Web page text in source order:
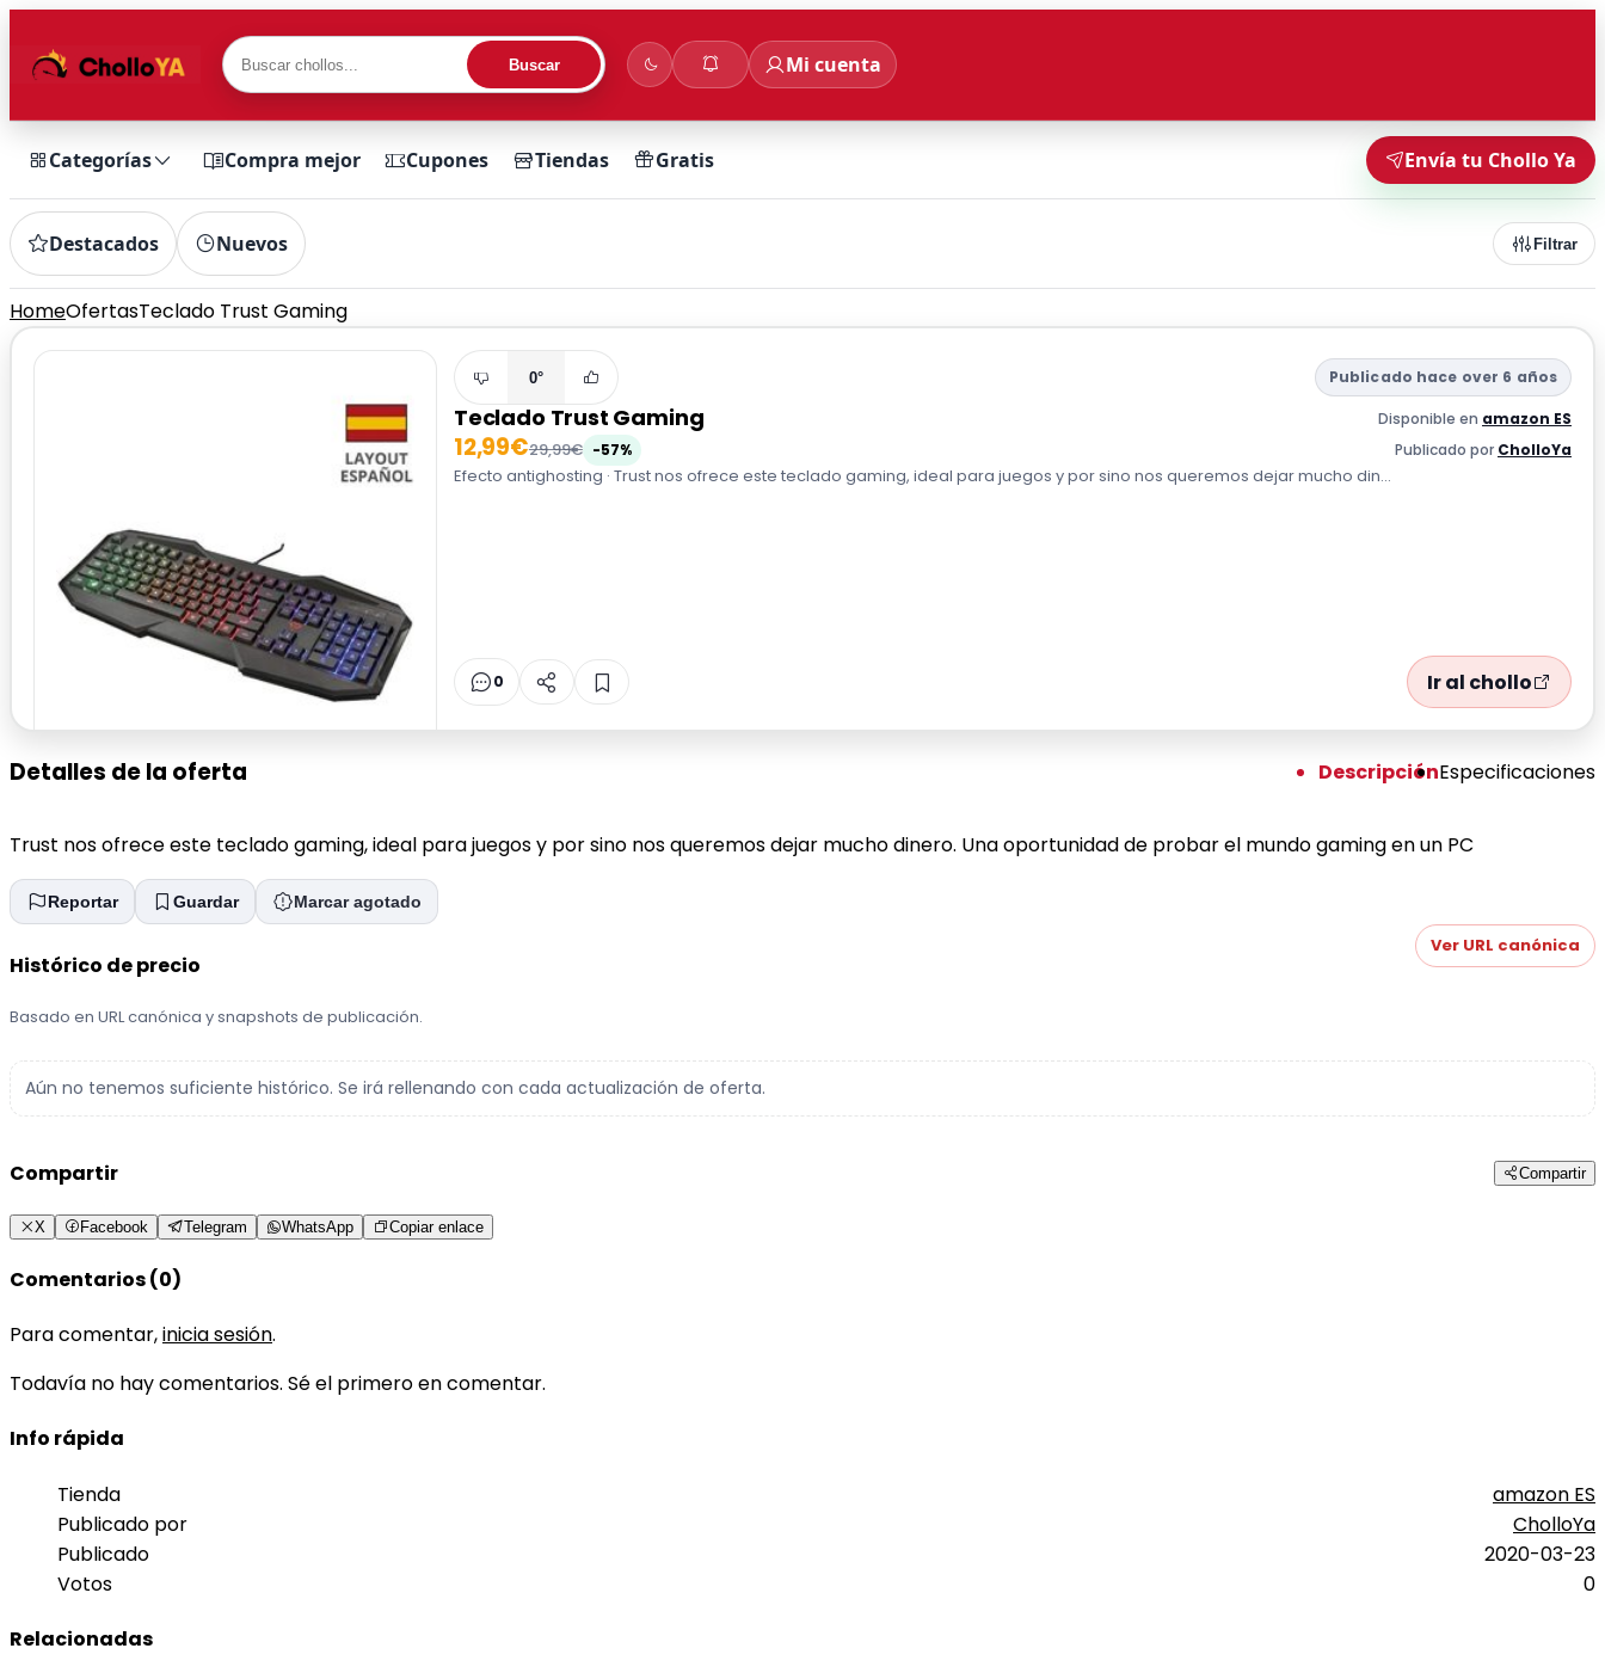
Buscar Mi cuenta
Categorías Compra mejor Cupones Tiendas Gratis Envía tu Chollo Ya
Destacados Nuevos Filtrar
HomeOfertasTeclado Trust Gaming
0° Publicado hace over 6 años
Teclado Trust Gaming Disponible en amazon ES
12,99€29,99€ -57% Publicado por CholloYa
Efecto antighosting · Trust nos ofrece este teclado gaming, ideal para juegos y por sino nos queremos dejar mucho din...
0 Ir al chollo
Detalles de la oferta DescripciónEspecificaciones
Trust nos ofrece este teclado gaming, ideal para juegos y por sino nos queremos dejar mucho dinero. Una oportunidad de probar el mundo gaming en un PC
Reportar Guardar Marcar agotado
Histórico de precio
Basado en URL canónica y snapshots de publicación.
Ver URL canónica
Aún no tenemos suficiente histórico. Se irá rellenando con cada actualización de oferta.
Compartir Compartir
X Facebook Telegram WhatsApp Copiar enlace
Comentarios (0)
Para comentar,inicia sesión.
Todavía no hay comentarios. Sé el primero en comentar.
Info rápida
Tienda
amazon ES
Publicado por
CholloYa
Publicado
2020-03-23
Votos
0
Relacionadas